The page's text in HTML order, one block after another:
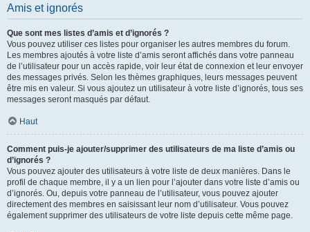
Amis et ignorés
Que sont mes listes d’amis et d’ignorés ?
Vous pouvez utiliser ces listes pour organiser les autres membres du forum.
Les membres ajoutés à votre liste d’amis seront affichés dans votre panneau
de l’utilisateur pour un accès rapide, voir leur état de connexion et leur envoyer
des messages privés. Selon les thèmes graphiques, leurs messages peuvent
être mis en valeur. Si vous ajoutez un utilisateur à votre liste d’ignorés, tous ses
messages seront masqués par défaut.
Haut
Comment puis-je ajouter/supprimer des utilisateurs de ma liste d’amis ou
d’ignorés ?
Vous pouvez ajouter des utilisateurs à votre liste de deux manières. Dans le
profil de chaque membre, il y a un lien pour l’ajouter dans votre liste d’amis ou
d’ignorés. Ou, depuis votre panneau de l’utilisateur, vous pouvez ajouter
directement des membres en saisissant leur nom d’utilisateur. Vous pouvez
également supprimer des utilisateurs de votre liste depuis cette même page.